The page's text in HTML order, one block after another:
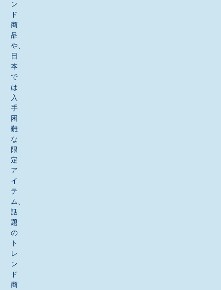
ン
ド
商
品
や、
日
本
で
は
入
手
困
難
な
限
定
ア
イ
テ
ム、
話
題
の
ト
レ
ン
ド
商